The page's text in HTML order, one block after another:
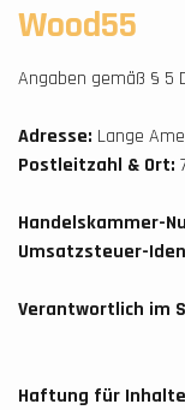
Wood55
Angaben gemäß § 5
Adresse: Lange
Postleitzahl & Ort:
Handelskammer-
Umsatzsteuer-
Verantwortlich im
Haftung für Inhalte